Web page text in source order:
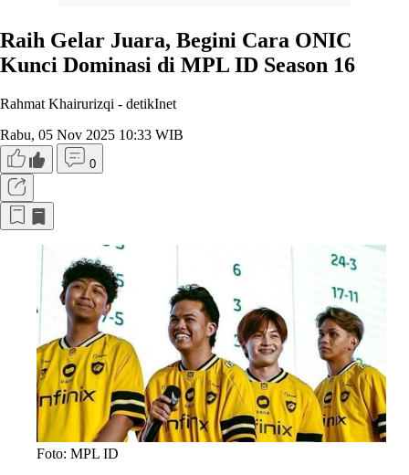
Raih Gelar Juara, Begini Cara ONIC
Kunci Dominasi di MPL ID Season 16
Rahmat Khairurizqi - detikInet
Rabu, 05 Nov 2025 10:33 WIB
0
Foto: MPL ID